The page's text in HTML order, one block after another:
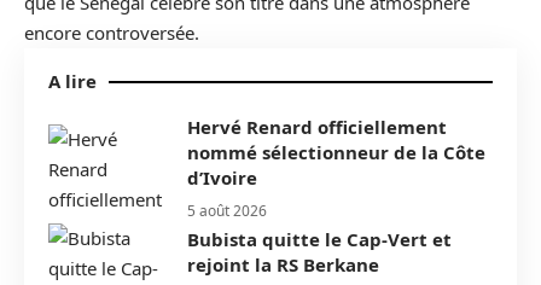
encore controversée.
A lire
Hervé Renard officiellement
nommé sélectionneur de la Côte
d’Ivoire
5 août 2026
Bubista quitte le Cap-Vert et
rejoint la RS Berkane